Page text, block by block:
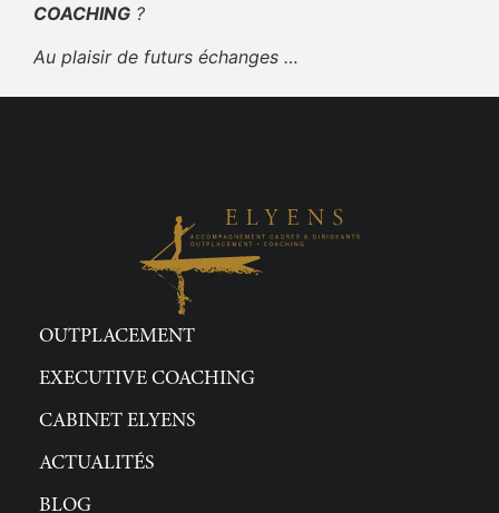
COACHING ?
Au plaisir de futurs échanges …
OUTPLACEMENT
EXECUTIVE COACHING
CABINET ELYENS
ACTUALITÉS
BLOG